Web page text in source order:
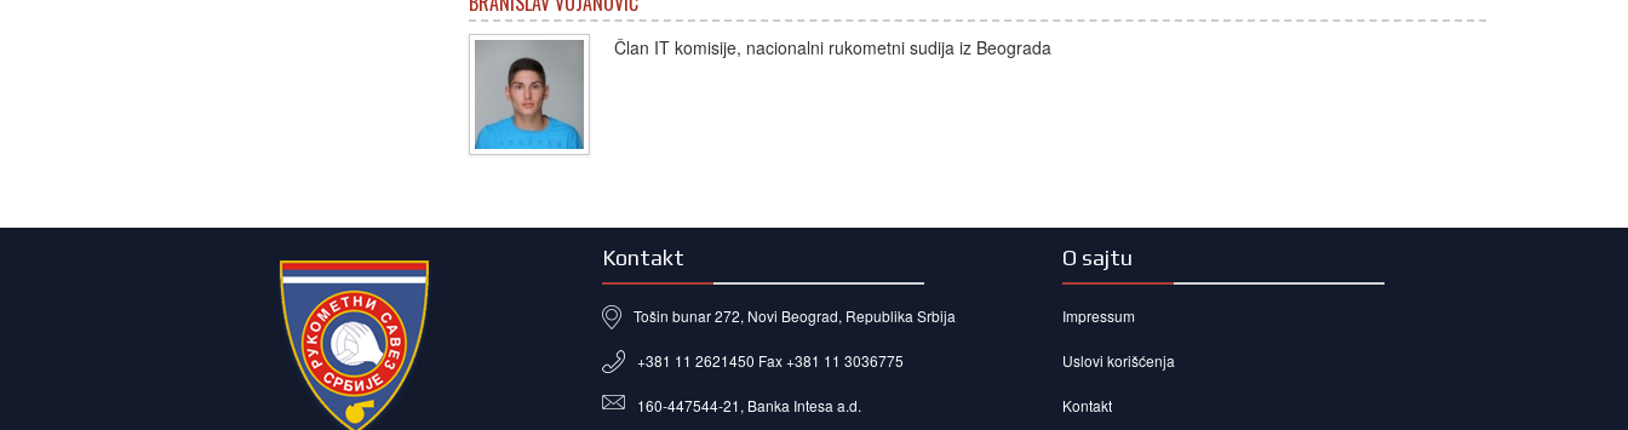
Član IT komisije, nacionalni rukometni sudija iz Beograda
Kontakt
Tošin bunar 272, Novi Beograd, Republika Srbija
+381 11 2621450 Fax +381 11 3036775
160-447544-21, Banka Intesa a.d.
O sajtu
Impressum
Uslovi korišćenja
Kontakt